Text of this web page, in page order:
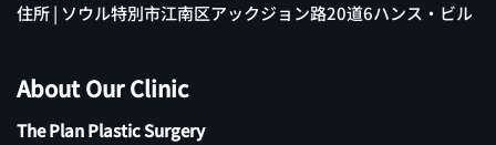
住所 | ソウル特別市江南区アックジョン路20道6ハンス・ビル
About Our Clinic
The Plan Plastic Surgery